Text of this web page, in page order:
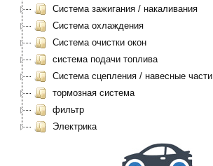
Система зажигания / накаливания
Система охлаждения
Система очистки окон
система подачи топлива
Система сцепления / навесные части
тормозная система
фильтр
Электрика